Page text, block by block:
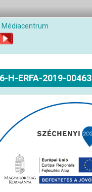
Médiacentrum
H-ERFA-2019-00463